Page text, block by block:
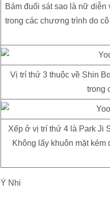
Bám đuổi sát sao là nữ
trong các chương trình do
Vị trí thứ 3 thuộc về Shin
trong
Xếp ở vị trí thứ 4 là Park Ji
Không lấy khuôn mặt
Ý Nhi